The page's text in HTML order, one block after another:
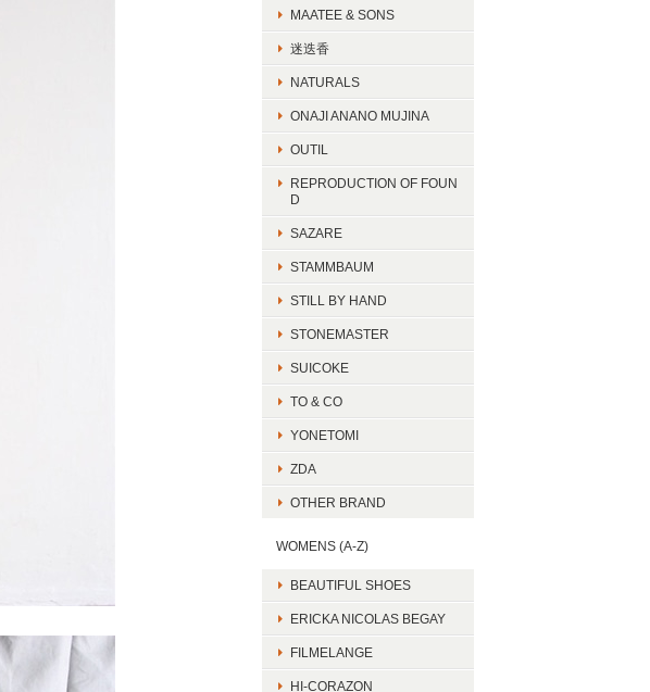
MAATEE & SONS
迷迭香
NATURALS
ONAJI ANANO MUJINA
OUTIL
REPRODUCTION OF FOUN
D
SAZARE
STAMMBAUM
STILL BY HAND
STONEMASTER
SUICOKE
TO & CO
YONETOMI
ZDA
OTHER BRAND
WOMENS (A-Z)
BEAUTIFUL SHOES
ERICKA NICOLAS BEGAY
FILMELANGE
HI-CORAZON